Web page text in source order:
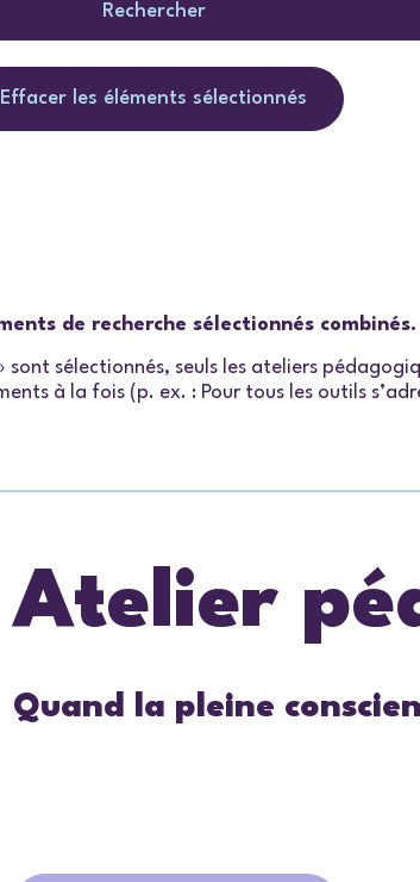
Rechercher
Effacer les éléments sélectionnés
de recherche sélectionnés combinés.
sélectionnés, seuls les ateliers
à la fois (p. ex. : Pour tous les outils
Atelier
Quand la pleine